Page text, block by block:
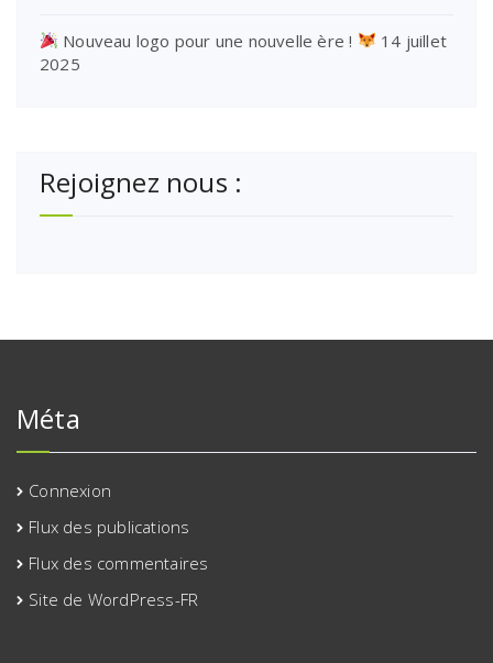
Nouveau logo pour une nouvelle ère !
14 juillet
2025
Rejoignez nous :
Méta
Connexion
Flux des publications
Flux des commentaires
Site de WordPress-FR